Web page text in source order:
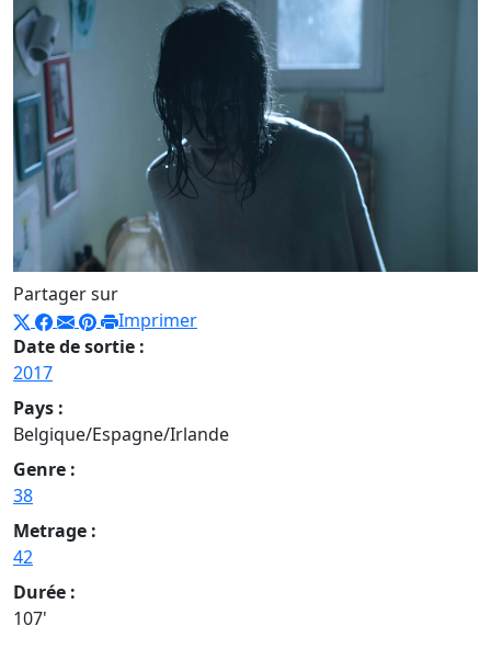
Partager sur
Imprimer
Date de sortie :
2017
Pays :
Belgique/Espagne/Irlande
Genre :
38
Metrage :
42
Durée :
107'